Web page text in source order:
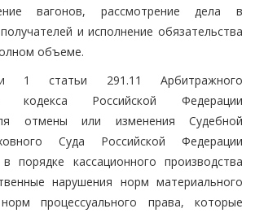
вагонов, рассмотрение дела в
и исполнение обязательства
объеме.
1 статьи 291.11 Арбитражного
кодекса Российской Федерации
отмены или изменения Судебной
Суда Российской Федерации
порядке кассационного производства
нарушения норм материального
процессуального права, которые